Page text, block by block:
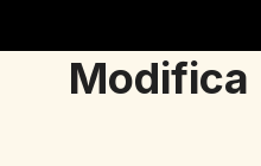
Modifica